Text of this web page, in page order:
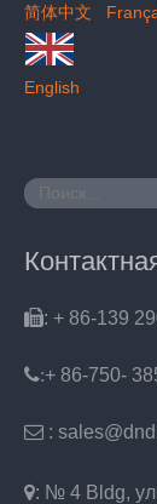
简体中文
English
: + 86-139
:+ 86-750-
 :
: № 4 Bldg,